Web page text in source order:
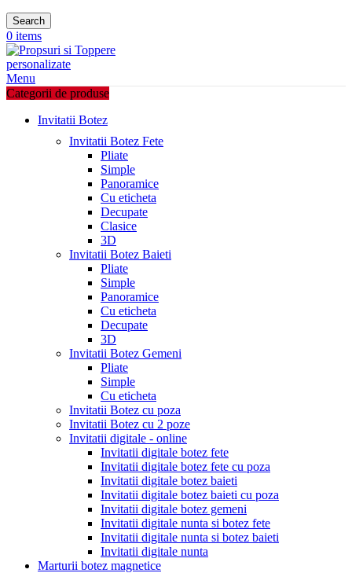
Search
0 items
Menu
Categorii de produse
Invitatii Botez
Invitatii Botez Fete
Pliate
Simple
Panoramice
Cu eticheta
Decupate
Clasice
3D
Invitatii Botez Baieti
Pliate
Simple
Panoramice
Cu eticheta
Decupate
3D
Invitatii Botez Gemeni
Pliate
Simple
Cu eticheta
Invitatii Botez cu poza
Invitatii Botez cu 2 poze
Invitatii digitale - online
Invitatii digitale botez fete
Invitatii digitale botez fete cu poza
Invitatii digitale botez baieti
Invitatii digitale botez baieti cu poza
Invitatii digitale botez gemeni
Invitatii digitale nunta si botez fete
Invitatii digitale nunta si botez baieti
Invitatii digitale nunta
Marturii botez magnetice